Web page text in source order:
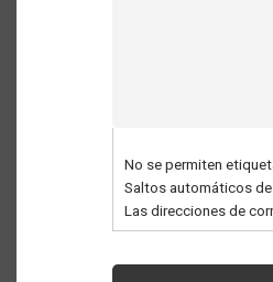
No se permiten
Saltos automáticos de
Las direcciones de